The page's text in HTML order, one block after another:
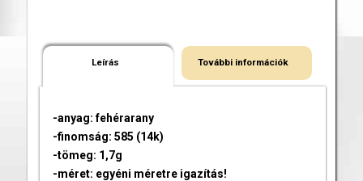
Leírás További információk
-anyag: fehérarany
-finomság: 585 (14k)
-tömeg: 1,7g
-méret: egyéni méretre igazítás!